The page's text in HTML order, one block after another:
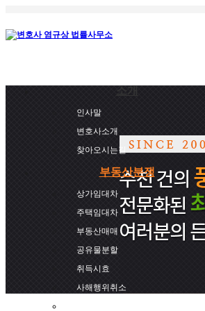
소개
인사말
변호사소개
찾아오시는길
부동산분쟁
상가임대차
주택임대차
부동산매매
공유물분할
취득시효
사해행위취소